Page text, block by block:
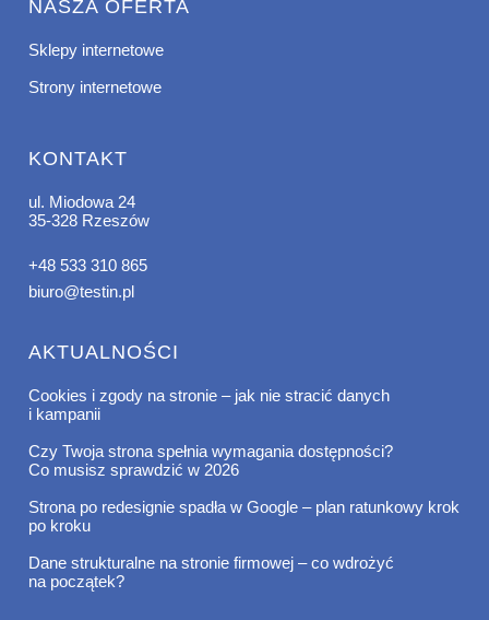
NASZA OFERTA
Sklepy internetowe
Strony internetowe
KONTAKT
ul. Miodowa 24
35-328 Rzeszów
+48 533 310 865
biuro@testin.pl
AKTUALNOŚCI
Cookies i zgody na stronie – jak nie stracić danych
i kampanii
Czy Twoja strona spełnia wymagania dostępności?
Co musisz sprawdzić w 2026
Strona po redesignie spadła w Google – plan ratunkowy krok
po kroku
Dane strukturalne na stronie firmowej – co wdrożyć
na początek?